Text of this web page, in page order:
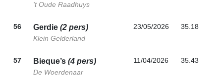
't Oude Raadhuys
56 Gerdie (2 pers)
Klein Gelderland
23/05/2026 35.18
57 Bieque’s (4 pers)
De Woerdenaar
11/04/2026 35.43